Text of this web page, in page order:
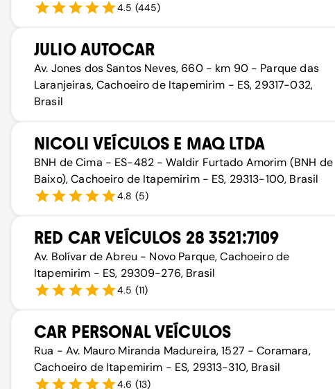
4.5 (445)
JULIO AUTOCAR
Av. Jones dos Santos Neves, 660 - km 90 - Parque das
Laranjeiras, Cachoeiro de Itapemirim - ES, 29317-032,
Brasil
NICOLI VEÍCULOS E MAQ LTDA
BNH de Cima - ES-482 - Waldir Furtado Amorim (BNH de
Baixo), Cachoeiro de Itapemirim - ES, 29313-100, Brasil
4.8 (5)
RED CAR VEÍCULOS 28 3521:7109
Av. Bolívar de Abreu - Novo Parque, Cachoeiro de
Itapemirim - ES, 29309-276, Brasil
4.5 (11)
CAR PERSONAL VEÍCULOS
Rua - Av. Mauro Miranda Madureira, 1527 - Coramara,
Cachoeiro de Itapemirim - ES, 29313-310, Brasil
4.6 (13)